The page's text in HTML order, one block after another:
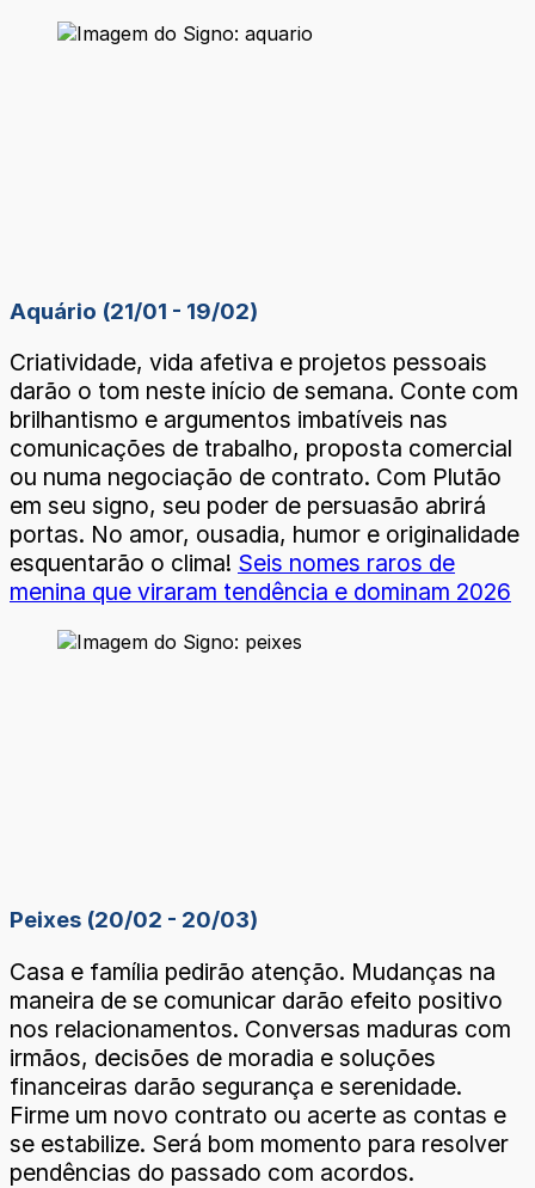
Aquário (21/01 - 19/02)
Criatividade, vida afetiva e projetos pessoais
darão o tom neste início de semana. Conte com
brilhantismo e argumentos imbatíveis nas
comunicações de trabalho, proposta comercial
ou numa negociação de contrato. Com Plutão
em seu signo, seu poder de persuasão abrirá
portas. No amor, ousadia, humor e originalidade
esquentarão o clima! Seis nomes raros de
menina que viraram tendência e dominam 2026
Peixes (20/02 - 20/03)
Casa e família pedirão atenção. Mudanças na
maneira de se comunicar darão efeito positivo
nos relacionamentos. Conversas maduras com
irmãos, decisões de moradia e soluções
financeiras darão segurança e serenidade.
Firme um novo contrato ou acerte as contas e
se estabilize. Será bom momento para resolver
pendências do passado com acordos.